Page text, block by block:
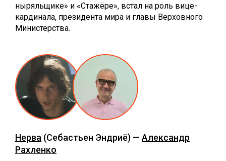
ныряльщике» и «Стажёре», встал на роль вице-
кардинала, президента мира и главы Верховного
Министерства.
Нерва (Себастьен Эндриё) — Александр
Рахленко